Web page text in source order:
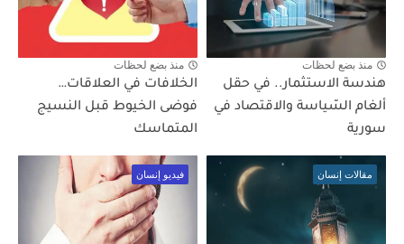
منذ بضع لحظات
هندسة الاستثمار.. في حقل
ألغام السّياسة والاقتصاد في
سورية
منذ بضع لحظات
الخلافات في العلاقات…
فوضى الخيوط قبل النسيج
المتماسك
مقالات إنسان فيديو إنسان